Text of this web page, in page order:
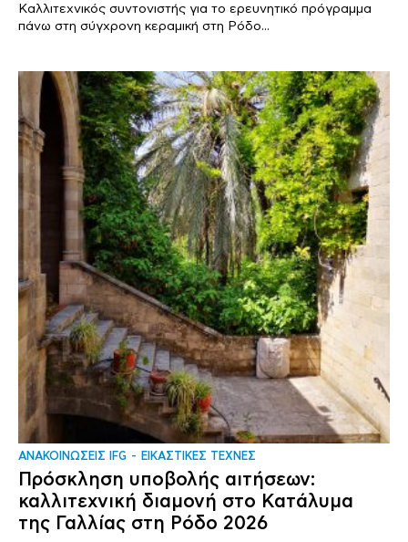
Καλλιτεχνικός συντονιστής για το ερευνητικό πρόγραμμα
πάνω στη σύγχρονη κεραμική στη Ρόδο...
ΑΝΑΚΟΙΝΩΣΕΙΣ IFG ΕΙΚΑΣΤΙΚΕΣ ΤΕΧΝΕΣ
Πρόσκληση υποβολής αιτήσεων:
καλλιτεχνική διαμονή στο Κατάλυμα
της Γαλλίας στη Ρόδο 2026